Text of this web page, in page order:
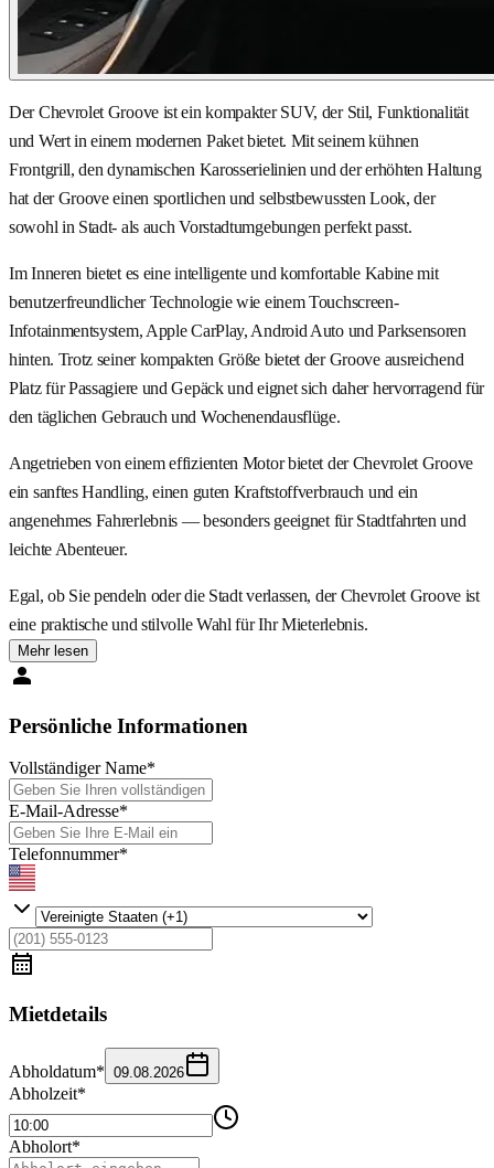
Der Chevrolet Groove ist ein kompakter SUV, der Stil, Funktionalität
und Wert in einem modernen Paket bietet. Mit seinem kühnen
Frontgrill, den dynamischen Karosserielinien und der erhöhten Haltung
hat der Groove einen sportlichen und selbstbewussten Look, der
sowohl in Stadt- als auch Vorstadtumgebungen perfekt passt.
Im Inneren bietet es eine intelligente und komfortable Kabine mit
benutzerfreundlicher Technologie wie einem Touchscreen-
Infotainmentsystem, Apple CarPlay, Android Auto und Parksensoren
hinten. Trotz seiner kompakten Größe bietet der Groove ausreichend
Platz für Passagiere und Gepäck und eignet sich daher hervorragend für
den täglichen Gebrauch und Wochenendausflüge.
Angetrieben von einem effizienten Motor bietet der Chevrolet Groove
ein sanftes Handling, einen guten Kraftstoffverbrauch und ein
angenehmes Fahrerlebnis — besonders geeignet für Stadtfahrten und
leichte Abenteuer.
Egal, ob Sie pendeln oder die Stadt verlassen, der Chevrolet Groove ist
eine praktische und stilvolle Wahl für Ihr Mieterlebnis.
Mehr lesen
Persönliche Informationen
Vollständiger Name*
E-Mail-Adresse*
Telefonnummer*
Mietdetails
Abholdatum* 09.08.2026
Abholzeit*
Abholort*